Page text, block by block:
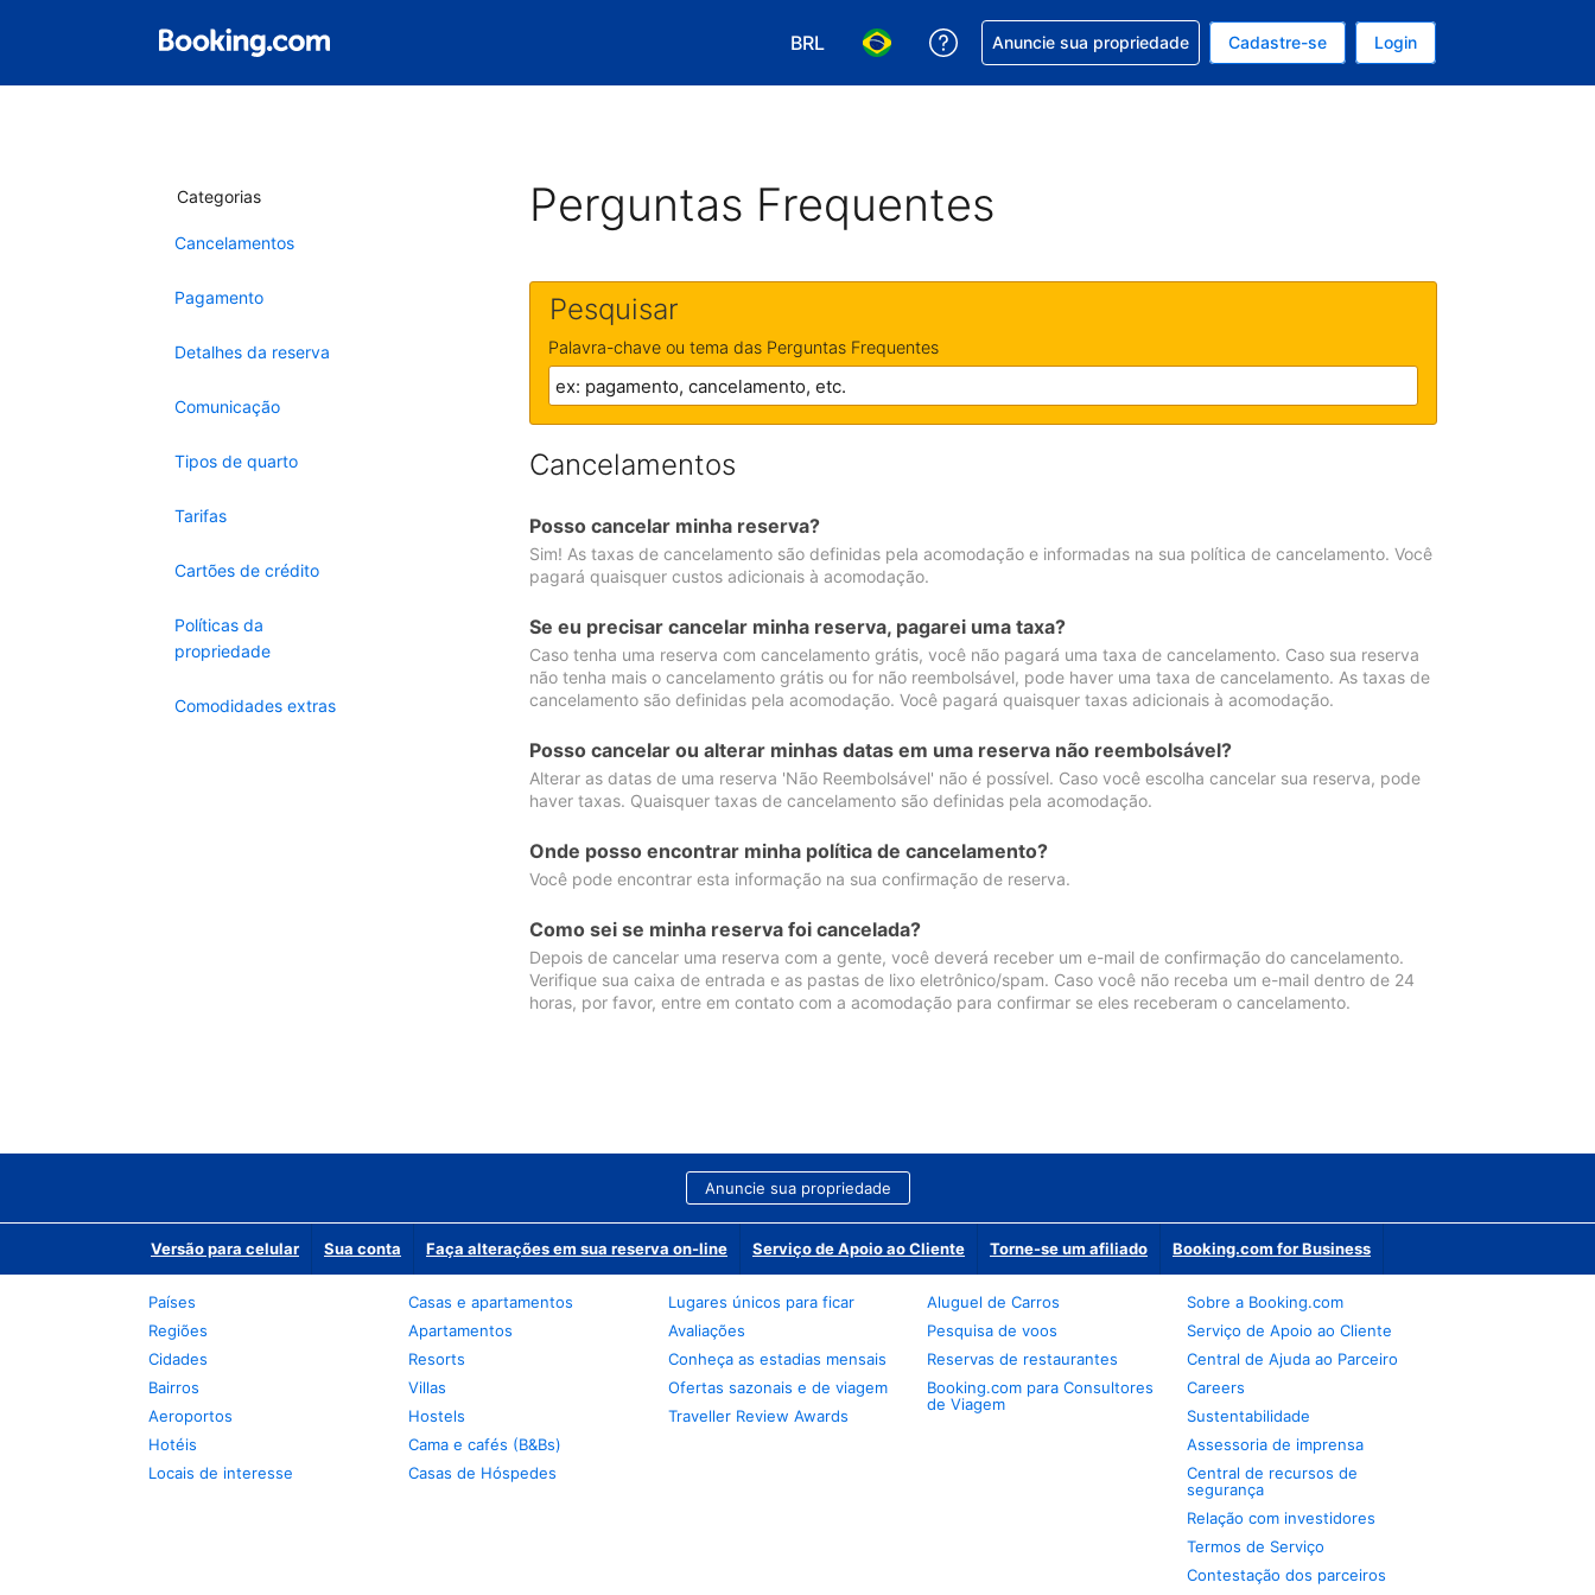
BRL
Escolha sua moeda. Atualmente, sua moeda é: Real
Escolha seu idioma. Atualmente, seu idioma é: Português (Brasil)
Receber ajuda com sua reserva
Anuncie sua propriedade Cadastre-se Login
Categorias
Cancelamentos
Pagamento
Detalhes da reserva
Comunicação
Tipos de quarto
Tarifas
Cartões de crédito
Políticas da
propriedade
Comodidades extras
Perguntas Frequentes
Pesquisar
Palavra-chave ou tema das Perguntas Frequentes
Cancelamentos
Posso cancelar minha reserva?
Sim! As taxas de cancelamento são definidas pela acomodação e informadas na sua política de cancelamento. Você
pagará quaisquer custos adicionais à acomodação.
Se eu precisar cancelar minha reserva, pagarei uma taxa?
Caso tenha uma reserva com cancelamento grátis, você não pagará uma taxa de cancelamento. Caso sua reserva
não tenha mais o cancelamento grátis ou for não reembolsável, pode haver uma taxa de cancelamento. As taxas de
cancelamento são definidas pela acomodação. Você pagará quaisquer taxas adicionais à acomodação.
Posso cancelar ou alterar minhas datas em uma reserva não reembolsável?
Alterar as datas de uma reserva 'Não Reembolsável' não é possível. Caso você escolha cancelar sua reserva, pode
haver taxas. Quaisquer taxas de cancelamento são definidas pela acomodação.
Onde posso encontrar minha política de cancelamento?
Você pode encontrar esta informação na sua confirmação de reserva.
Como sei se minha reserva foi cancelada?
Depois de cancelar uma reserva com a gente, você deverá receber um e-mail de confirmação do cancelamento.
Verifique sua caixa de entrada e as pastas de lixo eletrônico/spam. Caso você não receba um e-mail dentro de 24
horas, por favor, entre em contato com a acomodação para confirmar se eles receberam o cancelamento.
Anuncie sua propriedade
Versão para celular Sua conta Faça alterações em sua reserva on-line Serviço de Apoio ao Cliente Torne-se um afiliado Booking.com for Business
Países
Regiões
Cidades
Bairros
Aeroportos
Hotéis
Locais de interesse
Casas e apartamentos
Apartamentos
Resorts
Villas
Hostels
Cama e cafés (B&Bs)
Casas de Hóspedes
Lugares únicos para ficar
Avaliações
Conheça as estadias mensais
Ofertas sazonais e de viagem
Traveller Review Awards
Aluguel de Carros
Pesquisa de voos
Reservas de restaurantes
Booking.com para Consultores
de Viagem
Sobre a Booking.com
Serviço de Apoio ao Cliente
Central de Ajuda ao Parceiro
Careers
Sustentabilidade
Assessoria de imprensa
Central de recursos de
segurança
Relação com investidores
Termos de Serviço
Contestação dos parceiros